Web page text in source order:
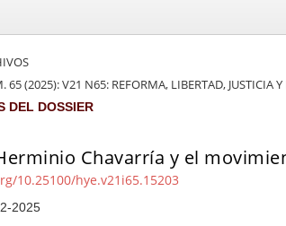
65 (2025): V21 N65: REFORMA, LIBERTAD, JUSTICIA
DEL DOSSIER
Chavarría y el
10.25100/hye.v21i65.15203
2025